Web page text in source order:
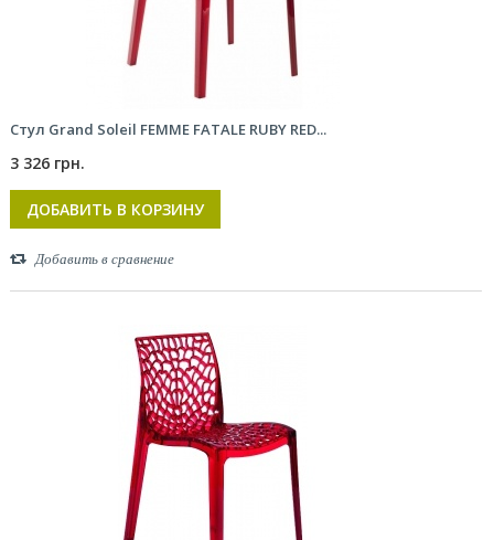
Стул Grand Soleil FEMME FATALE RUBY RED...
3 326 грн.
ДОБАВИТЬ В КОРЗИНУ
Добавить в сравнение